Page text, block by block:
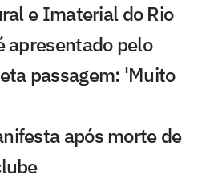
e Imaterial do Rio
apresentado pelo
passagem: 'Muito
após morte de